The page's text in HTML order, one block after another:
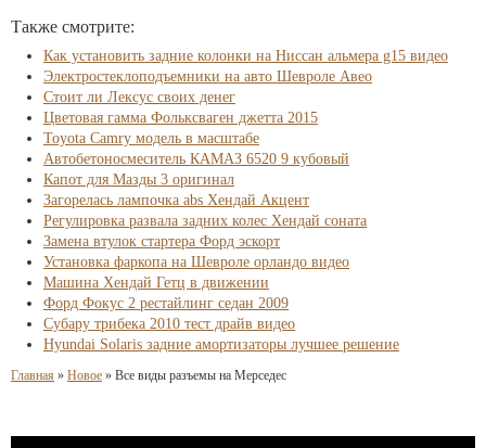
Также смотрите:
Как установить задние колонки на Ниссан альмера g15 видео
Электростеклоподъемники на авто Шевроле Авео
Стоит ли Лексус своих денег
Цветовая гамма Фольксваген джетта 2015
Toyota Camry модель в масштабе
Автобетоносмеситель КАМАЗ 6520 9 кубовый
Капот для Мазды 3 оригинал
Загорелась лампочка abs Хендай Акцент
Регулировка развала задних колес Хендай соната
Замена втулок стартера Форд эскорт
Установка фаркопа на Шевроле орландо видео
Машина Хендай Гетц в движении
Форд Фокус 2 рестайлинг седан 2009
Субару трибека 2010 тест драйв видео
Hyundai Solaris задние амортизаторы лучшее решение
Главная » Новое » Все виды разъемы на Мерседес